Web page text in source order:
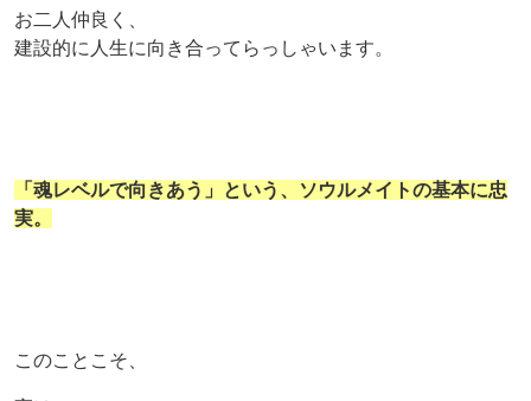
お二人仲良く、
建設的に人生に向き合ってらっしゃいます。
「魂レベルで向きあう」という、
ソウルメイトの基本に忠
実。
このことこそ、